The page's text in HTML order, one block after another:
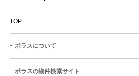
TOP
ポラスについて
ポラスの物件検索サイト